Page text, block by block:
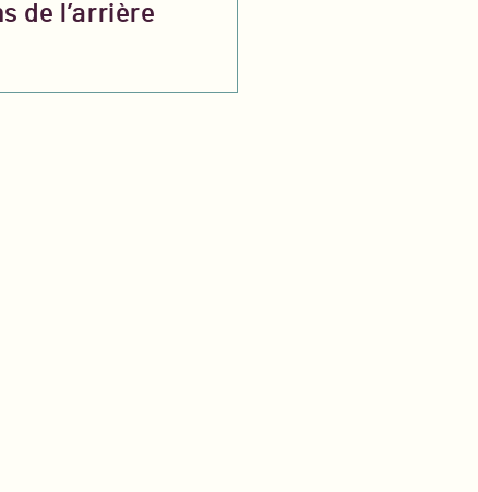
de l’arrière